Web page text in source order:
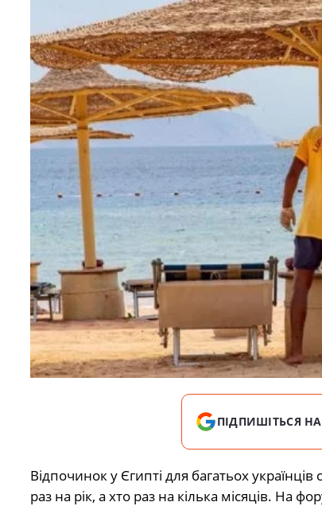
ПІДПИШІТЬСЯ НА
Відпочинок у Єгипті для багатьох
раз на рік, а хто раз на кілька місяців. На